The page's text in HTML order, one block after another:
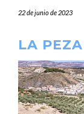
22 de junio de 2023
LA PEZA